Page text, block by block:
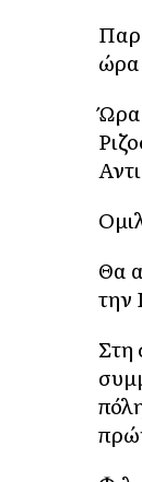
ώρα
Ώρα
Θα
την
Στη